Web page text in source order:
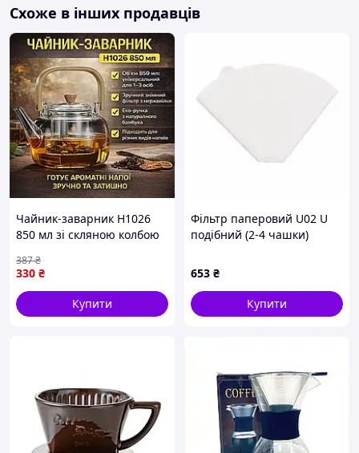
Схоже в інших продавців
Чайник-заварник H1026
850 мл зі скляною колбою
заварювальний чайник
для чаю, трав і напоїв для
дому
330 ₴
387₴
Купити
Фільтр паперовий U02 U
подібний (2-4 чашки)
НФ-00003169
653 ₴
Купити